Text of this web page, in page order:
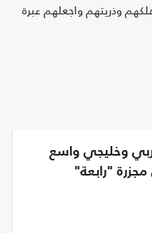
وذريتهم واجعلهم عبرة
وخليجي واسع
"رابعة"